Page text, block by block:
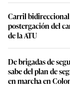
Carril bidireccional
postergación del
de la ATU
De brigadas de
sabe del plan de
en marcha en